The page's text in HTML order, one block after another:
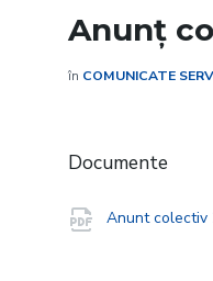
Anunț
în COMUNICATE
Documente
Anunt colectiv